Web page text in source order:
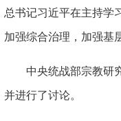
总书记习近平在主持学
加强综合治理，加强基
中央统战部宗教研
并进行了讨论。